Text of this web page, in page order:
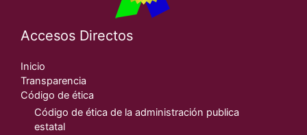
Accesos Directos
Inicio
Transparencia
Código de ética
Código de ética de la administración publica
estatal